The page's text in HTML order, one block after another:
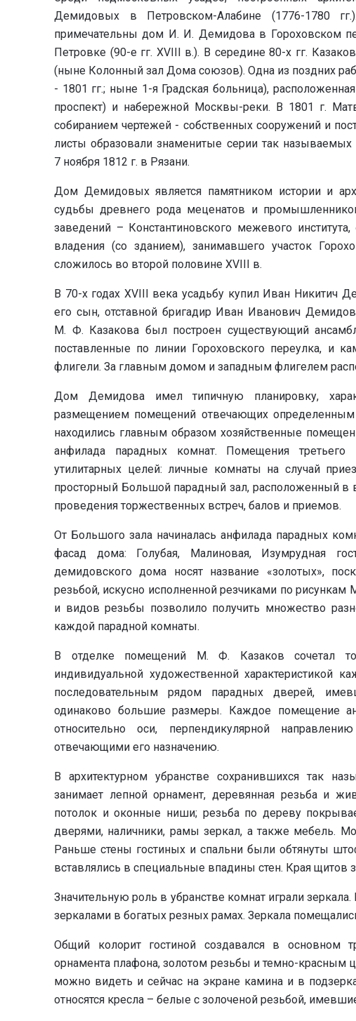
Демидовых в Петровском-Алабине (1776-1780
примечательны дом И. И. Демидова в Гороховском
Петровке (90-е гг. XVIII в.). В середине 80-х гг.
(ныне Колонный зал Дома союзов). Одна из поздних
- 1801 гг.; ныне 1-я Градская больница),
проспект) и набережной Москвы-реки. В 1801 г.
собиранием чертежей - собственных сооружений и
листы образовали знаменитые серии так
7 ноября 1812 г. в Рязани.
Дом Демидовых является памятником истории и
судьбы древнего рода меценатов и
заведений – Константиновского межевого
владения (со зданием), занимавшего участок
сложилось во второй половине XVIII в.
В 70-х годах XVIII века усадьбу купил Иван Никитич
его сын, отставной бригадир Иван Иванович
М. Ф. Казакова был построен существующий
поставленные по линии Гороховского переулка, и
флигели. За главным домом и западным флигелем
Дом Демидова имел типичную планировку,
размещением помещений отвечающих
находились главным образом хозяйственные
анфилада парадных комнат. Помещения
утилитарных целей: личные комнаты на случай
просторный Большой парадный зал, расположенный в
проведения торжественных встреч, балов и приемов.
От Большого зала начиналась анфилада парадных
фасад дома: Голубая, Малиновая, Изумрудная
демидовского дома носят название «золотых»,
резьбой, искусно исполненной резчиками по
и видов резьбы позволило получить множество
каждой парадной комнаты.
В отделке помещений М. Ф. Казаков сочетал
индивидуальной художественной характеристикой
последовательным рядом парадных дверей,
одинаково большие размеры. Каждое помещение
относительно оси, перпендикулярной
отвечающими его назначению.
В архитектурном убранстве сохранившихся так
занимает лепной орнамент, деревянная резьба и
потолок и оконные ниши; резьба по дереву
дверями, наличники, рамы зеркал, а также мебель.
Раньше стены гостиных и спальни были обтянуты
вставлялись в специальные впадины стен. Края
Значительную роль в убранстве комнат играли
зеркалами в богатых резных рамах. Зеркала
Общий колорит гостиной создавался в
орнамента плафона, золотом резьбы и темно-красным
можно видеть и сейчас на экране камина и в
относятся кресла – белые с золоченой резьбой,